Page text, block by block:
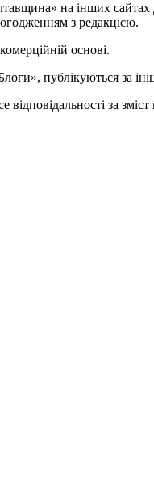
на інших сайтах
з редакцією.
основі.
публікуються за
за